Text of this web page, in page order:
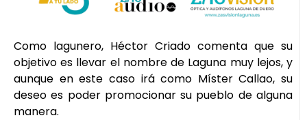
Como lagunero, Héctor Criado comenta que su
objetivo es llevar el nombre de Laguna muy lejos, y
aunque en este caso irá como Míster Callao, su
deseo es poder promocionar su pueblo de alguna
manera.